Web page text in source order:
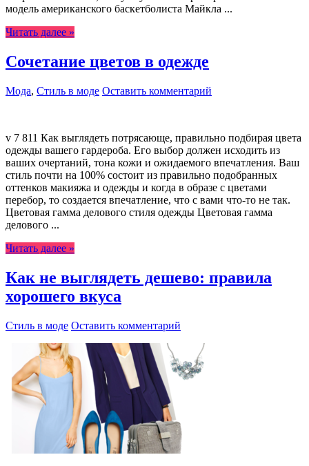
модель американского баскетболиста Майкла ...
Читать далее »
Сочетание цветов в одежде
Мода, Стиль в моде Оставить комментарий
v 7 811 Как выглядеть потрясающе, правильно подбирая цвета
одежды вашего гардероба. Его выбор должен исходить из
ваших очертаний, тона кожи и ожидаемого впечатления. Ваш
стиль почти на 100% состоит из правильно подобранных
оттенков макияжа и одежды и когда в образе с цветами
перебор, то создается впечатление, что с вами что-то не так.
Цветовая гамма делового стиля одежды Цветовая гамма
делового ...
Читать далее »
Как не выглядеть дешево: правила
хорошего вкуса
Стиль в моде Оставить комментарий